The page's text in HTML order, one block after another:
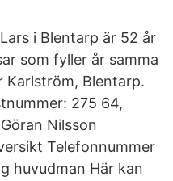
i Blentarp är 52 år
som fyller år samma
Karlström, Blentarp.
275 64,
Nilsson
Telefonnummer
huvudman Här kan